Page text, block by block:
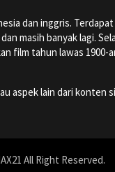
dan inggris.
masih banyak lagi.
film tahun lawas
lain dari konten
All Right Reserved.